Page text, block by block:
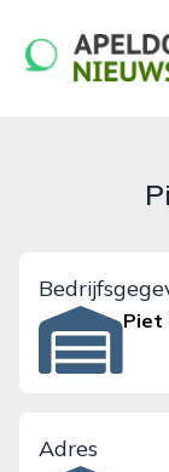
Piet
Adres